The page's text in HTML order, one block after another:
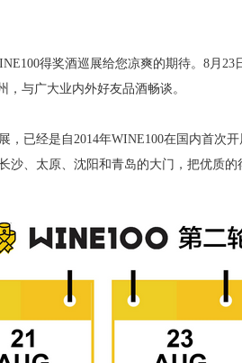
得奖酒巡展给您凉爽的期待。8月
，与广大业内外好友品酒畅谈。
，已经是自2014年WINE100在国内首次
沙、太原、沈阳和青岛的大门，把优质